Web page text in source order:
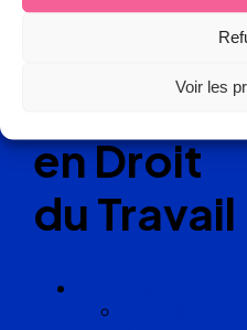
Voir les
experts
en Droit
du Travail